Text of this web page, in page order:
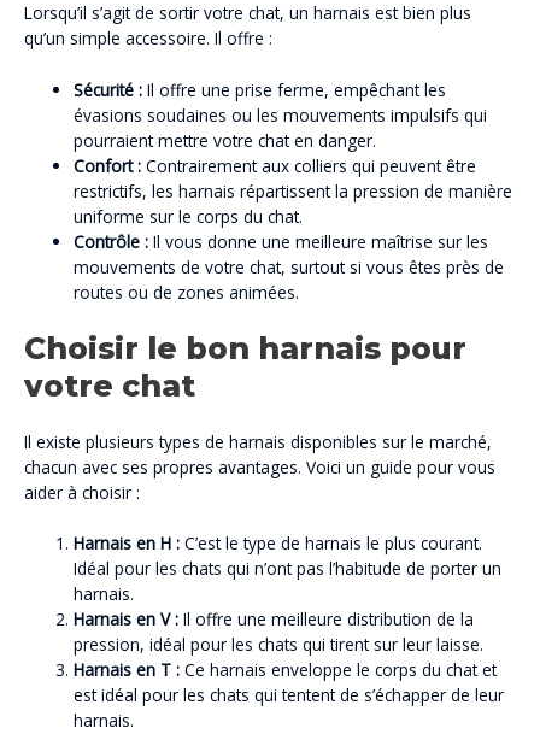
Lorsqu’il s’agit de sortir votre chat, un harnais est bien plus
qu’un simple accessoire. Il offre :
Sécurité : Il offre une prise ferme, empêchant les
évasions soudaines ou les mouvements impulsifs qui
pourraient mettre votre chat en danger.
Confort : Contrairement aux colliers qui peuvent être
restrictifs, les harnais répartissent la pression de manière
uniforme sur le corps du chat.
Contrôle : Il vous donne une meilleure maîtrise sur les
mouvements de votre chat, surtout si vous êtes près de
routes ou de zones animées.
Choisir le bon harnais pour
votre chat
Il existe plusieurs types de harnais disponibles sur le marché,
chacun avec ses propres avantages. Voici un guide pour vous
aider à choisir :
Harnais en H : C’est le type de harnais le plus courant.
Idéal pour les chats qui n’ont pas l’habitude de porter un
harnais.
Harnais en V : Il offre une meilleure distribution de la
pression, idéal pour les chats qui tirent sur leur laisse.
Harnais en T : Ce harnais enveloppe le corps du chat et
est idéal pour les chats qui tentent de s’échapper de leur
harnais.